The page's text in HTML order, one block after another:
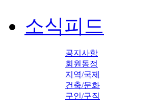
소식피드
공지사항
회원동정
지역/국제
건축/문화
구인/구직